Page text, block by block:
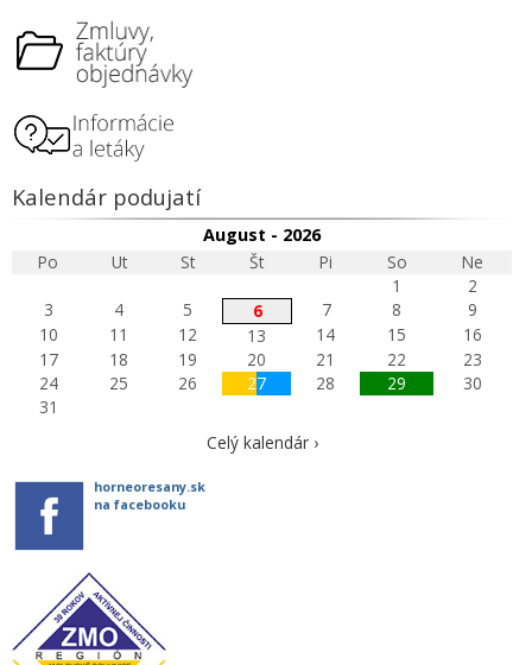
Kalendár podujatí
August - 2026
Po
Ut St Št Pi So
Ne
1
2
3
4 5 6 7 8
9
10
11 12 13 14 15
16
17
18 19 20 21 22
23
24
25 26 27 28 29
30
31
Celý kalendár ›
horneoresany.sk
na facebooku